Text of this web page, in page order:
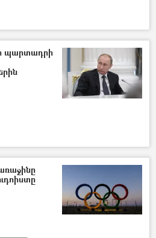
պարտադրի